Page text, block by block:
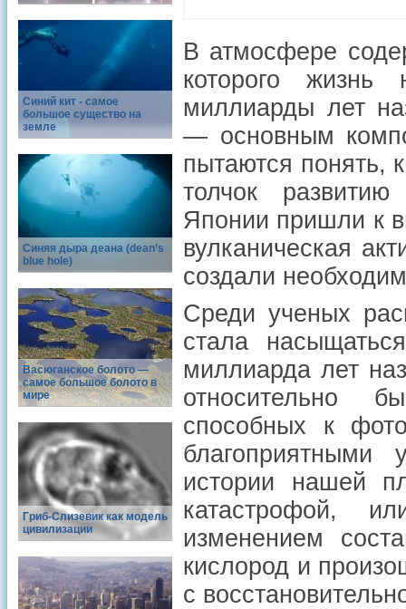
Синий кит - самое
большое существо на
земле
Синяя дыра деана (dean’s
blue hole)
Васюганское болото —
самое большое болото в
мире
Гриб-Слизевик как модель
цивилизации
В атмосфере
которого
миллиарды лет
— основным
пытаются понять,
толчок
Японии пришли к
вулканическая
создали
Среди ученых
стала
миллиарда лет
относительно
способных к
благоприятными
истории нашей
катастрофой,
изменением
кислород и
с